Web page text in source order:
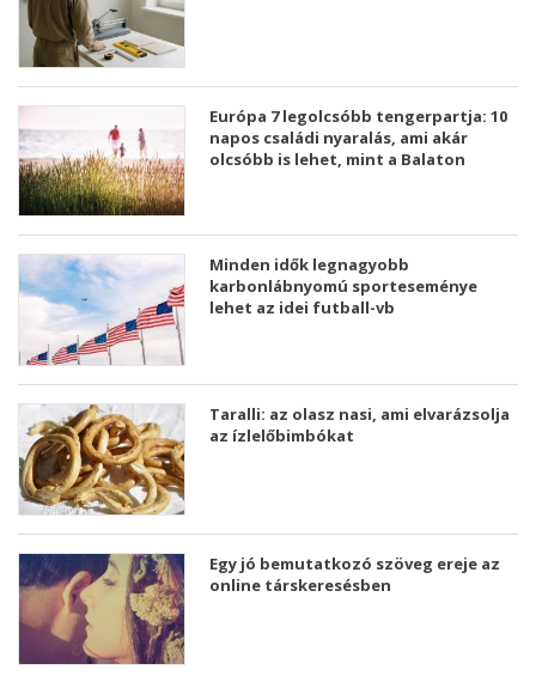
Európa 7 legolcsóbb tengerpartja: 10
napos családi nyaralás, ami akár
olcsóbb is lehet, mint a Balaton
Minden idők legnagyobb
karbonlábnyomú sporteseménye
lehet az idei futball-vb
Taralli: az olasz nasi, ami elvarázsolja
az ízlelőbimbókat
Egy jó bemutatkozó szöveg ereje az
online társkeresésben